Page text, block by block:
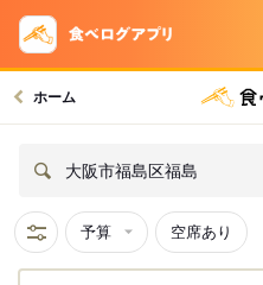
ホーム
大阪市福島区福島
予算 空席あり